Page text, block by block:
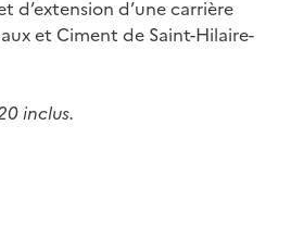
d’extension d’une carrière
et Ciment de Saint-Hilaire-
inclus.